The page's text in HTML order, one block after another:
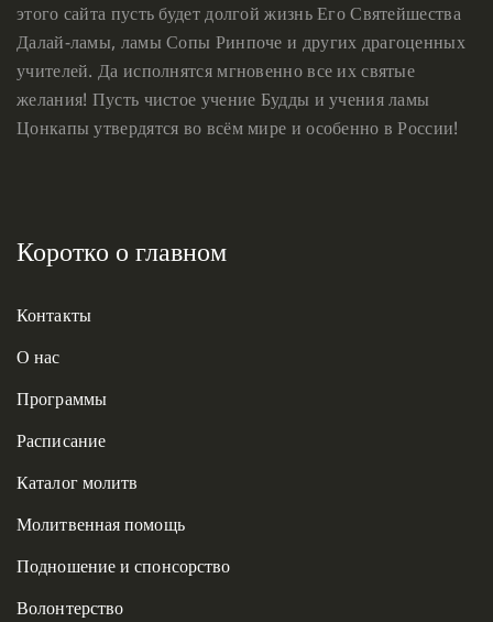
этого сайта пусть будет долгой жизнь Его Святейшества
Далай-ламы, ламы Сопы Ринпоче и других драгоценных
учителей. Да исполнятся мгновенно все их святые
желания! Пусть чистое учение Будды и учения ламы
Цонкапы утвердятся во всём мире и особенно в России!
Коротко о главном
Контакты
О нас
Программы
Расписание
Каталог молитв
Молитвенная помощь
Подношение и спонсорство
Волонтерство